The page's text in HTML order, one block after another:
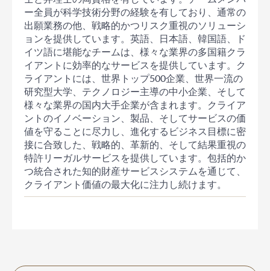
ー全員が科学技術分野の経験を有しており、通常の
出願業務の他、戦略的かつリスク重視のソリューシ
ョンを提供しています。英語、日本語、韓国語、ド
イツ語に堪能なチームは、様々な業界の多国籍クラ
イアントに効率的なサービスを提供しています。ク
ライアントには、世界トップ500企業、世界一流の
研究型大学、テクノロジー主導の中小企業、そして
様々な業界の国内大手企業が含まれます。クライア
ントのイノベーション、製品、そしてサービスの価
値を守ることに尽力し、進化するビジネス目標に密
接に合致した、戦略的、革新的、そして結果重視の
特許リーガルサービスを提供しています。包括的か
つ統合された知的財産サービスシステムを通じて、
クライアント価値の最大化に注力し続けます。